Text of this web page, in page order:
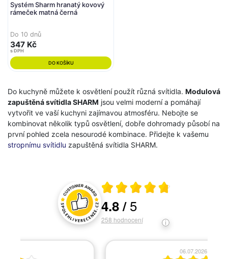
Systém Sharm hranatý kovový
rámeček matná černá
Do 10 dnů
347 Kč
s DPH
DO KOŠÍKU
Do kuchyně můžete k osvětlení použít různá svítidla. Modulová
zapuštěná svítidla SHARM jsou velmi moderní a pomáhají
vytvořit ve vaší kuchyni zajímavou atmosféru. Nebojte se
kombinovat několik typů osvětlení, dobře dohromady působí na
první pohled zcela nesourodé kombinace. Přidejte k vašemu
stropnímu svítidlu zapuštěná svítidla SHARM.
Hodnocení a recenze zákazníků
Průměrné hodnocení 4.8 z 5
4.8/5
258 hodnocení